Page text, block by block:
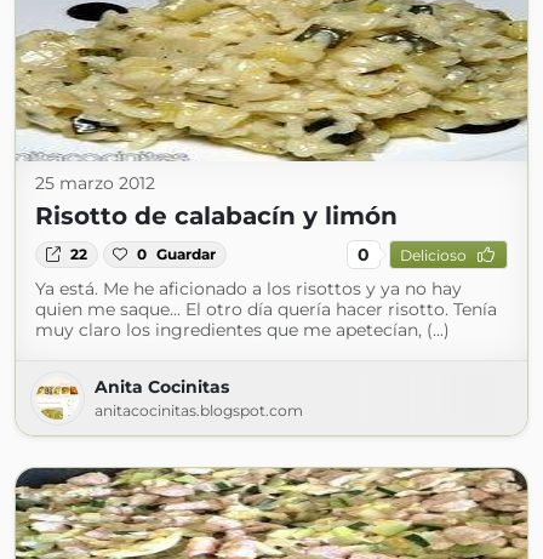
25 marzo 2012
Risotto de calabacín y limón
22 0 Guardar 0 Delicioso
Ya está. Me he aficionado a los risottos y ya no hay
quien me saque... El otro día quería hacer risotto. Tenía
muy claro los ingredientes que me apetecían, (...)
Anita Cocinitas
anitacocinitas.blogspot.com